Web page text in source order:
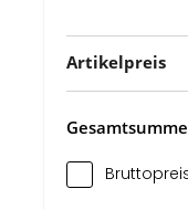
Artikelpreis
Gesamtsumme